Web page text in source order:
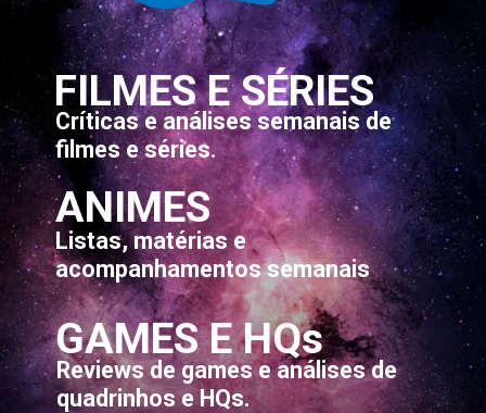
FILMES E SÉRIES
Críticas e análises semanais de
filmes e séries.
ANIMES
Listas, matérias e
acompanhamentos semanais
GAMES E HQs
Reviews de games e análises de
quadrinhos e HQs.